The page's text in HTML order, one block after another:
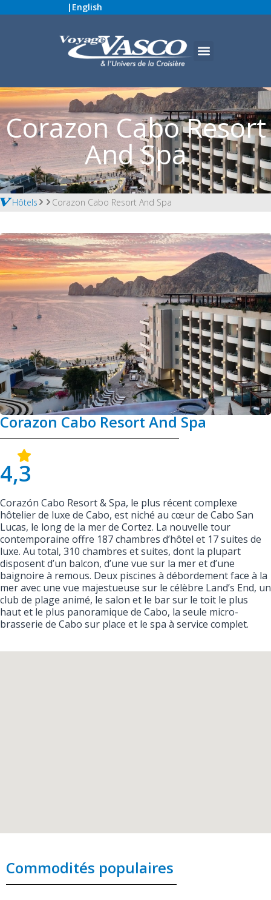
| English
Corazon Cabo Resort
And Spa
Hôtels Corazon Cabo Resort And Spa
Corazon Cabo Resort And Spa
4,3
Corazón Cabo Resort & Spa, le plus récent complexe
hôtelier de luxe de Cabo, est niché au cœur de Cabo San
Lucas, le long de la mer de Cortez. La nouvelle tour
contemporaine offre 187 chambres d’hôtel et 17 suites de
luxe. Au total, 310 chambres et suites, dont la plupart
disposent d’un balcon, d’une vue sur la mer et d’une
baignoire à remous. Deux piscines à débordement face à la
mer avec une vue majestueuse sur le célèbre Land’s End, un
club de plage animé, le salon et le bar sur le toit le plus
haut et le plus panoramique de Cabo, la seule micro-
brasserie de Cabo sur place et le spa à service complet.
Commodités populaires